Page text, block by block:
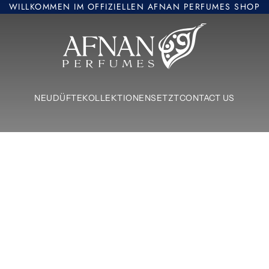
WILLKOMMEN IM OFFIZIELLEN AFNAN PERFUMES SHOP
NEUDÜFTEKOLLEKTIONENSETZTCONTACT US